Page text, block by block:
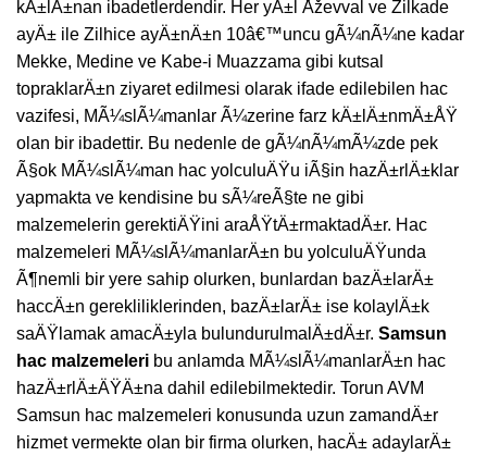
kÄ±lÄ±nan ibadetlerdendir. Her yÄ±l Åževval ve Zilkade
ayÄ± ile Zilhice ayÄ±nÄ±n 10â€™uncu gÃ¼nÃ¼ne kadar
Mekke, Medine ve Kabe-i Muazzama gibi kutsal
topraklarÄ±n ziyaret edilmesi olarak ifade edilebilen hac
vazifesi, MÃ¼slÃ¼manlar Ã¼zerine farz kÄ±lÄ±nmÄ±ÅŸ
olan bir ibadettir. Bu nedenle de gÃ¼nÃ¼mÃ¼zde pek
Ã§ok MÃ¼slÃ¼man hac yolculuÄŸu iÃ§in hazÄ±rlÄ±klar
yapmakta ve kendisine bu sÃ¼reÃ§te ne gibi
malzemelerin gerektiÄŸini araÅŸtÄ±rmaktadÄ±r. Hac
malzemeleri MÃ¼slÃ¼manlarÄ±n bu yolculuÄŸunda
Ã¶nemli bir yere sahip olurken, bunlardan bazÄ±larÄ±
haccÄ±n gerekliliklerinden, bazÄ±larÄ± ise kolaylÄ±k
saÄŸlamak amacÄ±yla bulundurulmalÄ±dÄ±r. Samsun
hac malzemeleri bu anlamda MÃ¼slÃ¼manlarÄ±n hac
hazÄ±rlÄ±ÄŸÄ±na dahil edilebilmektedir. Torun AVM
Samsun hac malzemeleri konusunda uzun zamandÄ±r
hizmet vermekte olan bir firma olurken, hacÄ± adaylarÄ±